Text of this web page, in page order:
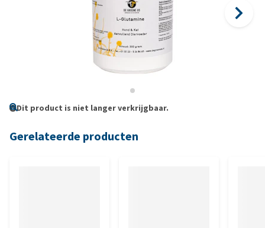
Dit product is niet langer verkrijgbaar.
Gerelateerde producten